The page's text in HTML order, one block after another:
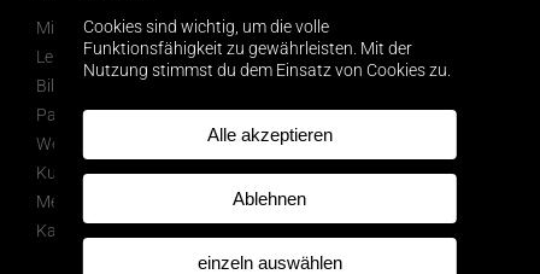
Mitglied werden
Leistungsspektrum
Bildergalerie
Partner & Ausstattung
Werbegalerie
Kunst im Leo’s
Memberpinboard
Karriere
Cookies sind wichtig, um die volle
Funktionsfähigkeit zu gewährleisten. Mit der
Nutzung stimmst du dem Einsatz von Cookies zu.
Alle akzeptieren
Ablehnen
einzeln auswählen